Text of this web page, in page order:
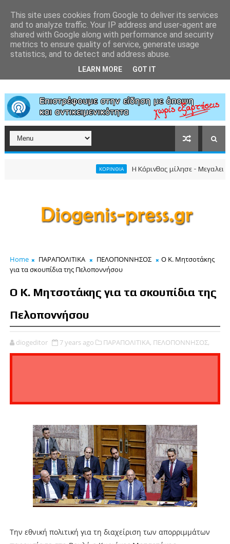
ΚΟΡΙΝΘΙΑ Η Κόρινθος μίλησε - Μεγαλειώδης
Home ΠΑΡΑΠΟΛΙΤΙΚΑ ΠΕΛΟΠΟΝΝΗΣΟΣ
Ο Κ. Μητσοτάκης
για τα σκουπίδια της Πελοποννήσου
Ο Κ. Μητσοτάκης για τα σκουπίδια της
Πελοποννήσου
diogeditor 7 years ago ΠΑΡΑΠΟΛΙΤΙΚΑ, ΠΕΛΟΠΟΝΝΗΣΟΣ,
Την εθνική πολιτική για τη διαχείριση των απορριμμάτων
This site uses cookies from Google to deliver its services
and to analyze traffic. Your IP address and user-agent are
shared with Google along with performance and security
metrics to ensure quality of service, generate usage
statistics, and to detect and address abuse.
LEARN MORE GOT IT